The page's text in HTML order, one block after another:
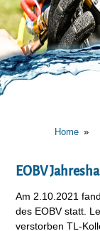
Home
EOBV
Am 2.10.2021
des EOBV statt.
verstorben TL-